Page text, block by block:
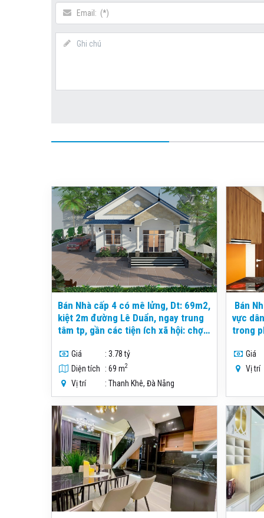
Bán Nhà cấp 4 có mê lửng, Dt: 69m2,
kiệt 2m đường Lê Duẩn, ngay trung
tâm tp, gần các tiện ích xã hội: chợ ,
Giá
: 3.78 tỷ
Diện tích
: 69 m2
Vị trí : Thanh Khê, Đà Nẵng
Bán
vực
trong
Giá
Vị trí